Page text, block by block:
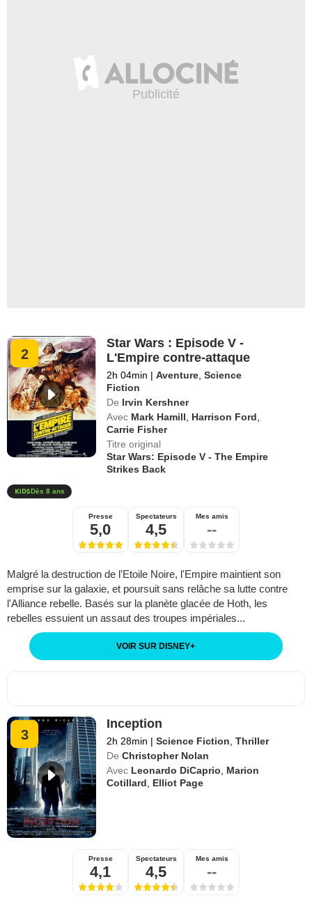
2
Star Wars : Episode V -
L'Empire contre-attaque
2h 04min | Aventure ,Science
Fiction
De Irvin Kershner
Avec Mark Hamill Harrison Ford
Carrie Fisher
Titre original
Star Wars: Episode V - The Empire
Strikes Back
Dès 8 ans
Presse
5,0
Spectateurs
4,5
Mes amis
--
Malgré la destruction de l'Etoile Noire, l'Empire maintient son
emprise sur la galaxie, et poursuit sans relâche sa lutte contre
l'Alliance rebelle. Basés sur la planète glacée de Hoth, les
rebelles essuient un assaut des troupes impériales...
VOIR SUR DISNEY+
3
Inception
2h 28min | Science Fiction ,Thriller
De Christopher Nolan
Avec Leonardo DiCaprio
Marion
Cotillard
Elliot Page
Presse
4,1
Spectateurs
4,5
Mes amis
--